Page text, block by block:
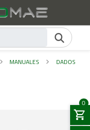
0
MANUALES DADOS